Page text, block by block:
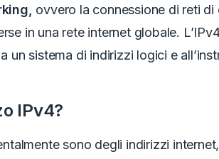
ovvero la connessione di reti di
in una rete internet globale.
un sistema di indirizzi logici e
IPv4?
sono degli indirizzi